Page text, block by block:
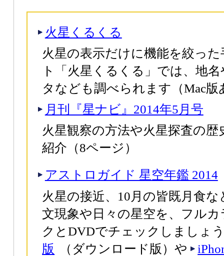
火星くるくる
火星の表示だけに機能を絞っ
ト「火星くるくる」では、地
タなども調べられます（Mac版
月刊『星ナビ』2014年5月号
火星観察の方法や火星探査の歴
紹介（8ページ）
アストロガイド 星空年鑑 2014
火星の接近、10月の皆既月食な
文現象や日々の星空を、フル
クとDVDでチェックしましょ
版
（ダウンロード版）や